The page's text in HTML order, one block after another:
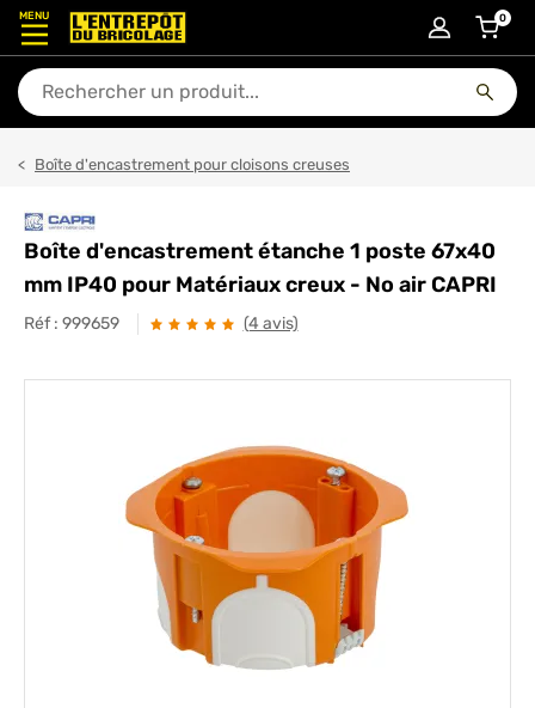
MENU
En quoi puis-je vous aider ?
0article
Boîte d'encastrement pour cloisons creuses
Boîte d'encastrement étanche 1 poste 67x40
mm IP40 pour Matériaux creux - No air CAPRI
Réf : 999659 (4 avis)